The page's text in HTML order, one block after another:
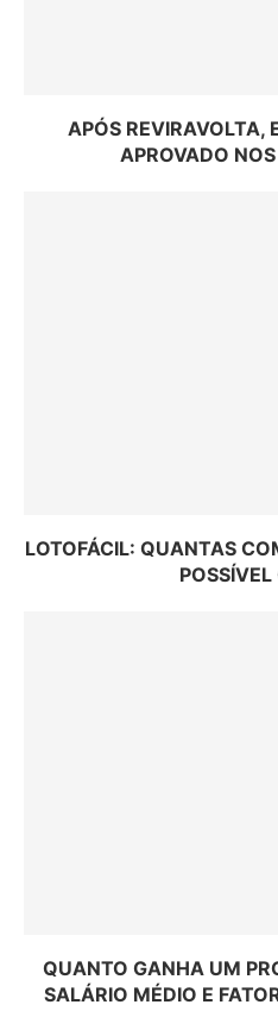
APÓS REVIRAVOLTA,
APROVADO
LOTOFÁCIL: QUANTAS
POSSÍVEL
QUANTO GANHA UM
SALÁRIO MÉDIO E